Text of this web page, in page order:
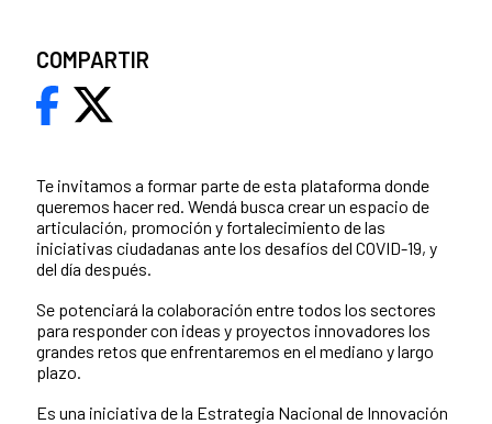
Te invitamos a formar parte de esta plataforma donde
queremos hacer red. Wendá busca crear un espacio de
articulación, promoción y fortalecimiento de las
iniciativas ciudadanas ante los desafíos del COVID-19, y
del día después.
Se potenciará la colaboración entre todos los sectores
para responder con ideas y proyectos innovadores los
grandes retos que enfrentaremos en el mediano y largo
plazo.
Es una iniciativa de la Estrategia Nacional de Innovación
COMPARTIR